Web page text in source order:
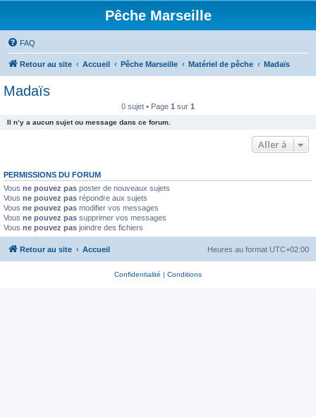
Pêche Marseille
FAQ
Retour au site Accueil Pêche Marseille Matériel de pêche Madaïs
Madaïs
0 sujet • Page 1 sur 1
Il n’y a aucun sujet ou message dans ce forum.
Aller à
PERMISSIONS DU FORUM
Vous ne pouvez pas poster de nouveaux sujets
Vous ne pouvez pas répondre aux sujets
Vous ne pouvez pas modifier vos messages
Vous ne pouvez pas supprimer vos messages
Vous ne pouvez pas joindre des fichiers
Retour au site Accueil Heures au format UTC+02:00
Confidentialité | Conditions